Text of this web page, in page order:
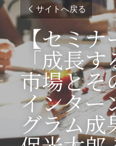
サイトへ戻る
【セミナ
「成長す
市場と
インター
グラム